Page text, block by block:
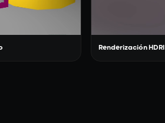
Renderización HDRI